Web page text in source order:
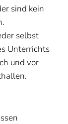
sind kein
selbst
Unterrichts
und vor